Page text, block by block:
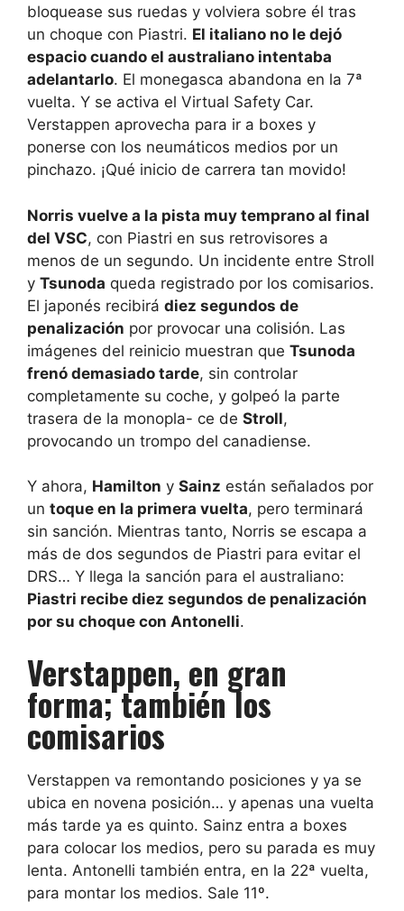
bloquease sus ruedas y volviera sobre él tras
un choque con Piastri. El italiano no le dejó
espacio cuando el australiano intentaba
adelantarlo. El monegasca abandona en la 7ª
vuelta. Y se activa el Virtual Safety Car.
Verstappen aprovecha para ir a boxes y
ponerse con los neumáticos medios por un
pinchazo. ¡Qué inicio de carrera tan movido!
Norris vuelve a la pista muy temprano al final
del VSC, con Piastri en sus retrovisores a
menos de un segundo. Un incidente entre Stroll
y Tsunoda queda registrado por los comisarios.
El japonés recibirá diez segundos de
penalización por provocar una colisión. Las
imágenes del reinicio muestran que Tsunoda
frenó demasiado tarde, sin controlar
completamente su coche, y golpeó la parte
trasera de la monopla- ce de Stroll,
provocando un trompo del canadiense.
Y ahora, Hamilton y Sainz están señalados por
un toque en la primera vuelta, pero terminará
sin sanción. Mientras tanto, Norris se escapa a
más de dos segundos de Piastri para evitar el
DRS… Y llega la sanción para el australiano:
Piastri recibe diez segundos de penalización
por su choque con Antonelli.
Verstappen, en gran
forma; también los
comisarios
Verstappen va remontando posiciones y ya se
ubica en novena posición… y apenas una vuelta
más tarde ya es quinto. Sainz entra a boxes
para colocar los medios, pero su parada es muy
lenta. Antonelli también entra, en la 22ª vuelta,
para montar los medios. Sale 11º.